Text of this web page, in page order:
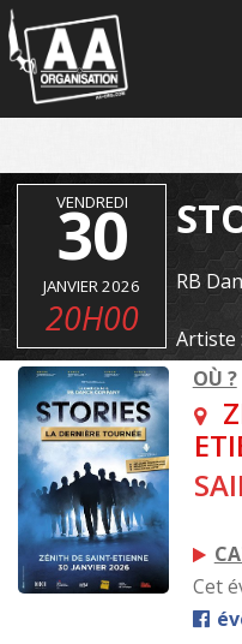
Panneau de gestion des cookies
VENDREDI
30
JANVIER 2026
20H00
RB
Artiste :
OÙ ?
Cet